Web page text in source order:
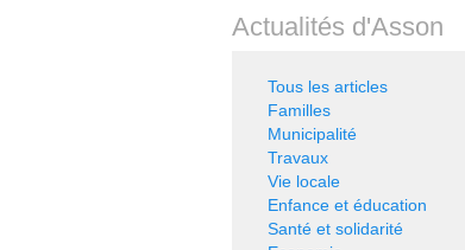
Actualités d'Asson
Tous les articles
Familles
Municipalité
Travaux
Vie locale
Enfance et éducation
Santé et solidarité